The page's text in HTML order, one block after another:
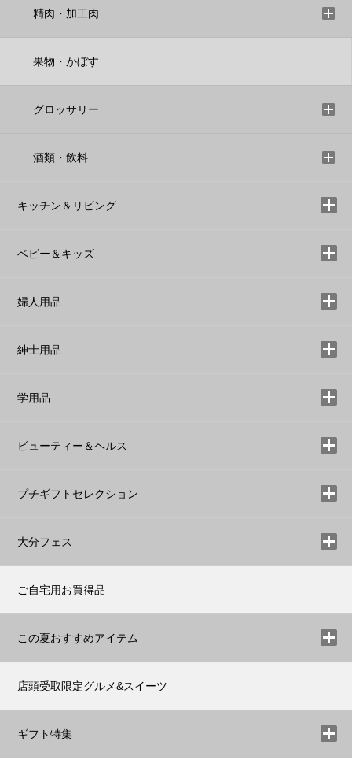
精肉・加工肉
果物・かぼす
グロッサリー
酒類・飲料
キッチン＆リビング
ベビー＆キッズ
婦人用品
紳士用品
学用品
ビューティー＆ヘルス
プチギフトセレクション
大分フェス
ご自宅用お買得品
この夏おすすめアイテム
店頭受取限定グルメ&スイーツ
ギフト特集